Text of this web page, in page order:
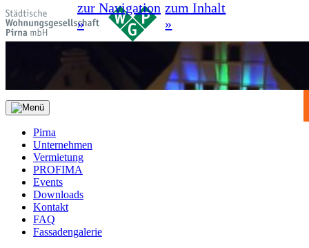
zur Navigation
»
zum Inhalt
»
Pirna
Unternehmen
Vermietung
PROFIMA
Events
Downloads
Kontakt
FAQ
Fassadengalerie